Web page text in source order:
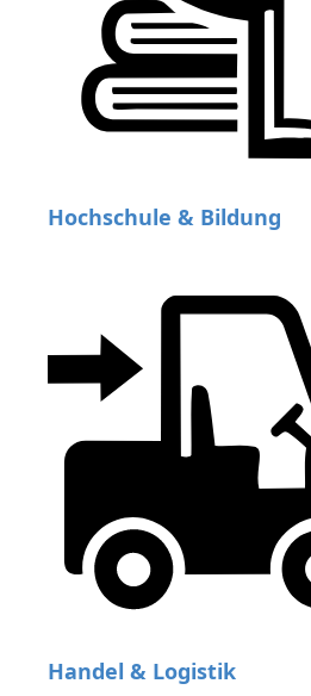
Hochschule & Bildung
Handel & Logistik